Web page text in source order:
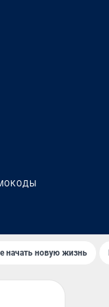
начать новую жизнь